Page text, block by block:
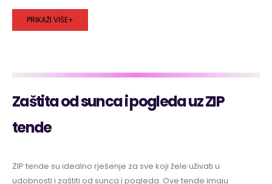
PRIKAŽI VIŠE+
Zaštita od sunca i pogleda uz ZIP
tende
ZIP tende su idealno rješenje za sve koji žele uživati u
udobnosti i zaštiti od sunca i pogleda. Ove tende imaju